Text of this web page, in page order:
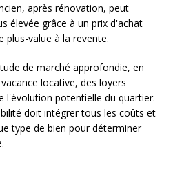
après rénovation, peut
élevée grâce à un prix d'achat
plus-value à la revente.
de marché approfondie, en
locative, des loyers
l'évolution potentielle du quartier.
doit intégrer tous les coûts et
type de bien pour déterminer